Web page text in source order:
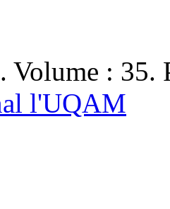
Volume : 35.
l'UQAM